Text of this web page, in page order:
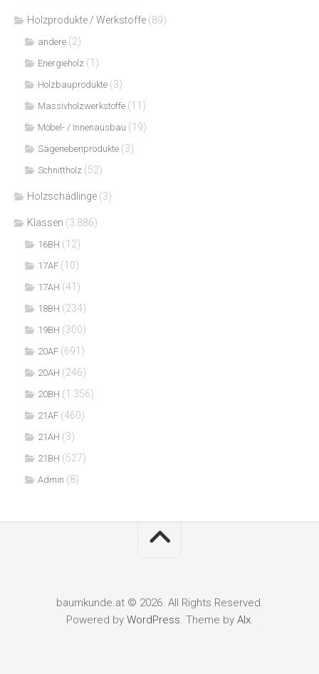
Holzprodukte / Werkstoffe (89)
andere (2)
Energieholz (1)
Holzbauprodukte (3)
Massivholzwerkstoffe (11)
Möbel- / Innenausbau (19)
Sägenebenprodukte (3)
Schnittholz (52)
Holzschädlinge (3)
Klassen (3.886)
16BH (12)
17AF (10)
17AH (41)
18BH (234)
19BH (300)
20AF (691)
20AH (246)
20BH (1.356)
21AF (460)
21AH (3)
21BH (527)
Admin (8)
baumkunde.at © 2026. All Rights Reserved.
Powered by WordPress. Theme by Alx.